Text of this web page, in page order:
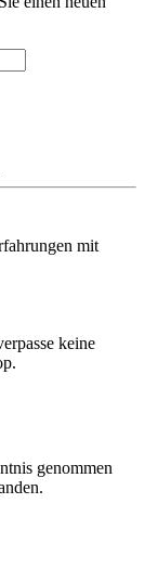
mit
keine
genommen